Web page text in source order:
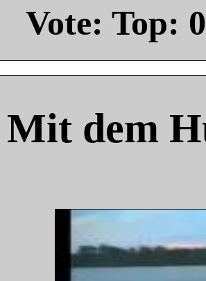
Vote: Top: 0
Mit dem